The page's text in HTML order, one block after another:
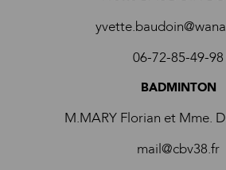
06-72-85-49-98
BADMINTON
M.MARY Florian et Mme.
mail@cbv38.fr